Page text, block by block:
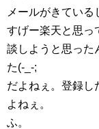
メールがきている
すげー楽天と思っ
談しようと思った
た(-_-;
だよねぇ。登録し
よねぇ。
ふ。